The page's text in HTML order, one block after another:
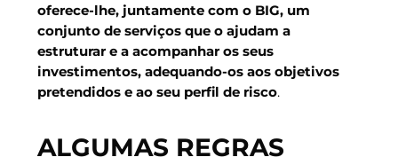
oferece-lhe, juntamente com o BIG, um
conjunto de serviços que o ajudam a
estruturar e a acompanhar os seus
investimentos, adequando-os aos objetivos
pretendidos e ao seu perfil de risco.
ALGUMAS REGRAS